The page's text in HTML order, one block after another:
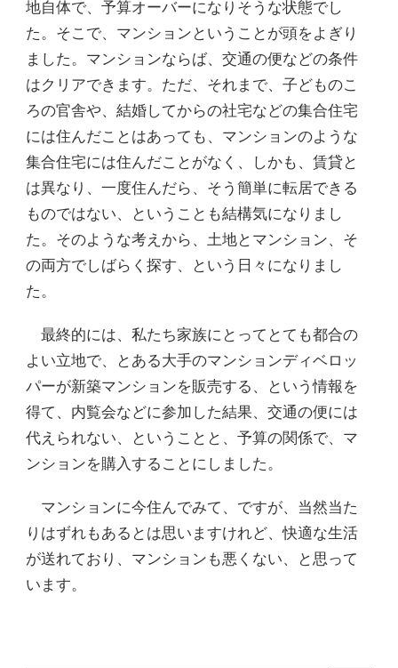
地自体で、予算オーバーになりそうな状態でし
た。そこで、マンションということが頭をよぎり
ました。マンションならば、交通の便などの条件
はクリアできます。ただ、それまで、子どものこ
ろの官舎や、結婚してからの社宅などの集合住宅
には住んだことはあっても、マンションのような
集合住宅には住んだことがなく、しかも、賃貸と
は異なり、一度住んだら、そう簡単に転居できる
ものではない、ということも結構気になりまし
た。そのような考えから、土地とマンション、そ
の両方でしばらく探す、という日々になりまし
た。
最終的には、私たち家族にとってとても都合の
よい立地で、とある大手のマンションディベロッ
パーが新築マンションを販売する、という情報を
得て、内覧会などに参加した結果、交通の便には
代えられない、ということと、予算の関係で、マ
ンションを購入することにしました。
マンションに今住んでみて、ですが、当然当た
りはずれもあるとは思いますけれど、快適な生活
が送れており、マンションも悪くない、と思って
います。